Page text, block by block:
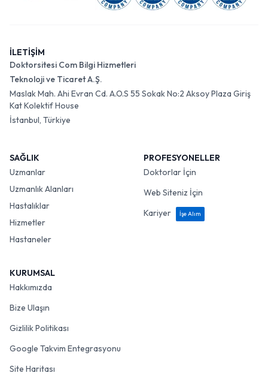
İLETİŞİM
Doktorsitesi Com Bilgi Hizmetleri
Teknoloji ve Ticaret A.Ş.
Maslak Mah. Ahi Evran Cd. A.O.S 55 Sokak No:2 Aksoy Plaza Giriş
Kat Kolektif House
İstanbul, Türkiye
SAĞLIK
Uzmanlar
Uzmanlık Alanları
Hastalıklar
Hizmetler
Hastaneler
PROFESYONELLER
Doktorlar İçin
Web Siteniz İçin
Kariyer
İşe Alım
KURUMSAL
Hakkımızda
Bize Ulaşın
Gizlilik Politikası
Google Takvim Entegrasyonu
Site Haritası